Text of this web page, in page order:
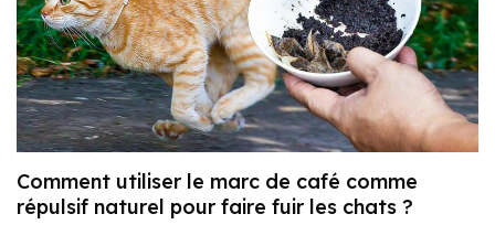
Comment utiliser le marc de café comme
répulsif naturel pour faire fuir les chats ?